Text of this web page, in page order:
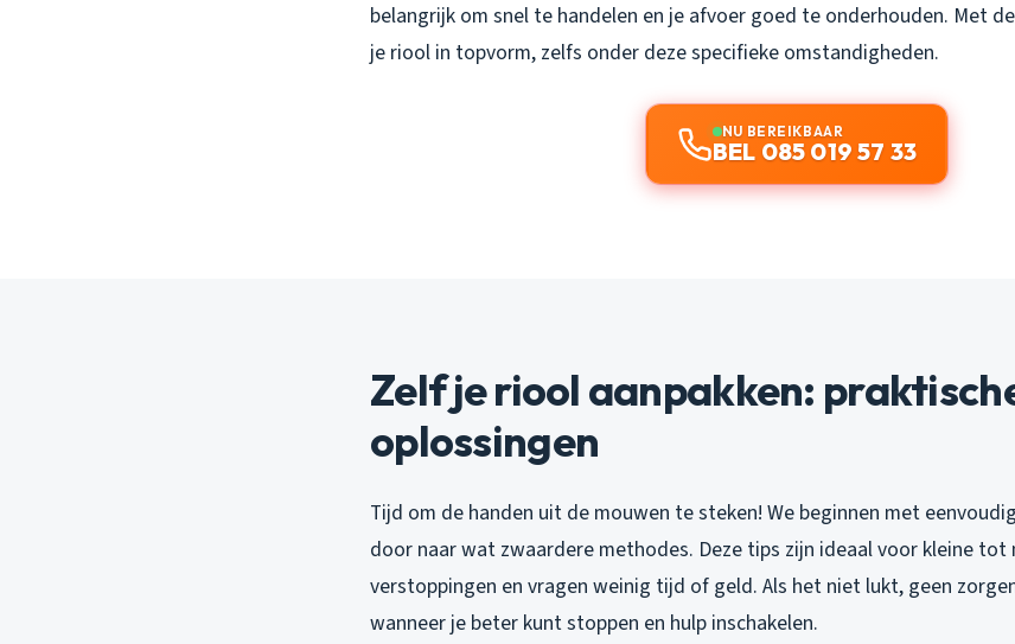
belangrijk om snel te handelen en je afvoer goed te onderhouden. Met
je riool in topvorm, zelfs onder deze specifieke omstandigheden.
NU BEREIKBAAR
BEL 085 019 57 33
Zelf je riool aanpakken:
oplossingen
Tijd om de handen uit de mouwen te steken! We beginnen met
door naar wat zwaardere methodes. Deze tips zijn ideaal voor kleine
verstoppingen en vragen weinig tijd of geld. Als het niet lukt, geen
wanneer je beter kunt stoppen en hulp inschakelen.